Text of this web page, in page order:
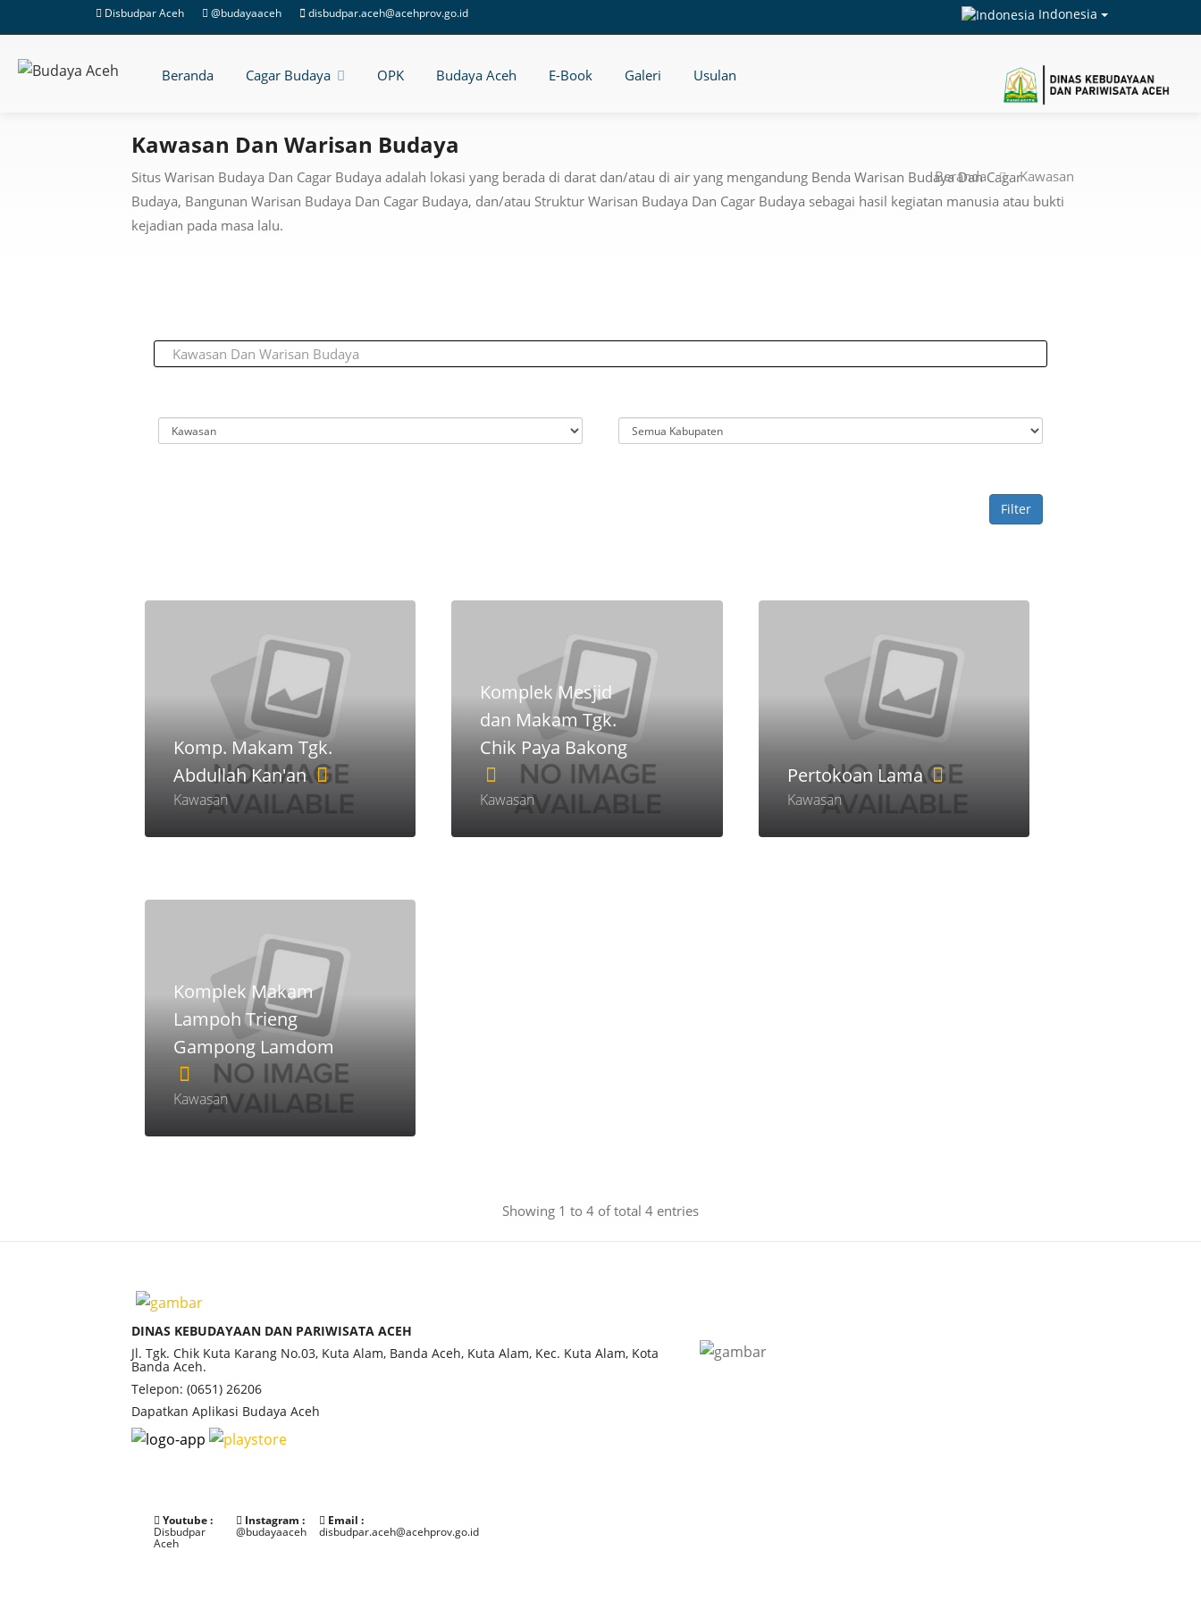
Disbudpar Aceh @budayaaceh disbudpar.aceh@acehprov.go.id Indonesia
Beranda Cagar Budaya OPK Budaya Aceh E-Book Galeri Usulan
Kawasan Dan Warisan Budaya
Situs Warisan Budaya Dan Cagar Budaya adalah lokasi yang berada di darat dan/atau di air yang mengandung Benda Warisan Budaya Dan Cagar
Budaya, Bangunan Warisan Budaya Dan Cagar Budaya, dan/atau Struktur Warisan Budaya Dan Cagar Budaya sebagai hasil kegiatan manusia atau bukti
kejadian pada masa lalu.
Beranda Kawasan
Filter
Komp. Makam Tgk.
Abdullah Kan'an
Kawasan
Komplek Mesjid
dan Makam Tgk.
Chik Paya Bakong
Kawasan
Pertokoan Lama
Kawasan
Komplek Makam
Lampoh Trieng
Gampong Lamdom
Kawasan
Showing 1 to 4 of total 4 entries
DINAS KEBUDAYAAN DAN PARIWISATA ACEH
Jl. Tgk. Chik Kuta Karang No.03, Kuta Alam, Banda Aceh, Kuta Alam, Kec. Kuta Alam, Kota
Banda Aceh.
Telepon: (0651) 26206
Dapatkan Aplikasi Budaya Aceh
Youtube :
Disbudpar
Aceh
Instagram :
@budayaaceh
Email :
disbudpar.aceh@acehprov.go.id